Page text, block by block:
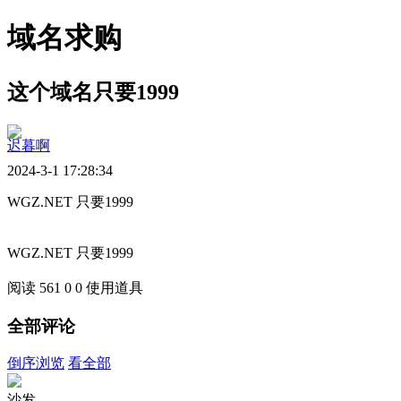
域名求购
这个域名只要1999
迟暮啊
2024-3-1 17:28:34
WGZ.NET 只要1999
WGZ.NET 只要1999
阅读 561 0 0 使用道具
全部评论
倒序浏览 看全部